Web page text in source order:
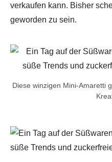
verkaufen kann. Bisher
geworden zu sein.
Diese winzigen Mini-Amaretti
Ich stimme der